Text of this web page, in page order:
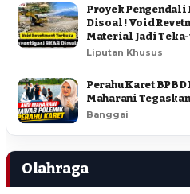
Proyek Pengendali
Disoal ! Void
Material Jadi
Liputan Khusus
Perahu Karet
Maharani
Banggai
Olahraga